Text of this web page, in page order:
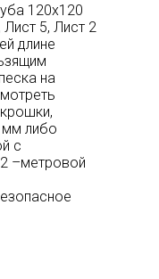
120х120
5, Лист 2
длине
на
либо
с
–метровой